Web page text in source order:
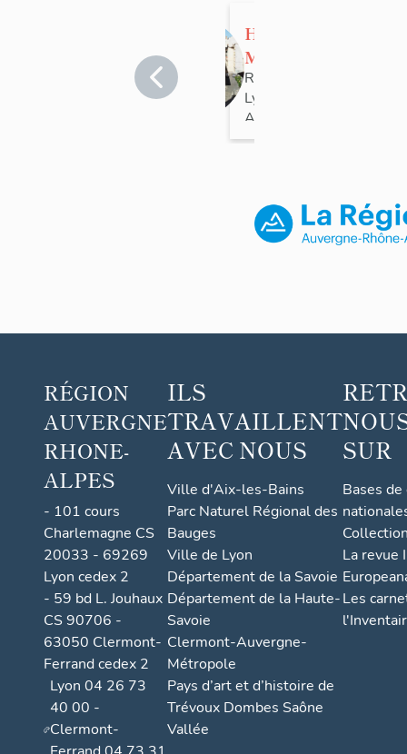
Halles de la
Martinière
Rhône
Lyon 1er
Arrondissement
RÉGION
AUVERGNE
RHONE-
ALPES
- 101 cours
Charlemagne CS
20033 - 69269
Lyon cedex 2
- 59 bd L. Jouhaux
CS 90706 -
63050 Clermont-
Ferrand cedex 2
Lyon 04 26 73
40 00 -
Clermont-
ILS
TRAVAILLENT
AVEC NOUS
Ville d'Aix-les-Bains
Parc Naturel Régional des
Bauges
Ville de Lyon
Département de la Savoie
Département de la Haute-
Savoie
Clermont-Auvergne-
Métropole
Pays d’art et d’histoire de
Trévoux Dombes Saône
Vallée
SUR
Bases
La revue
Les